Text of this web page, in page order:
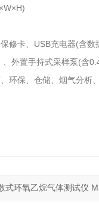
修卡、USB充电器(含
外置手持式采样泵(含
环保、仓储、烟气分析